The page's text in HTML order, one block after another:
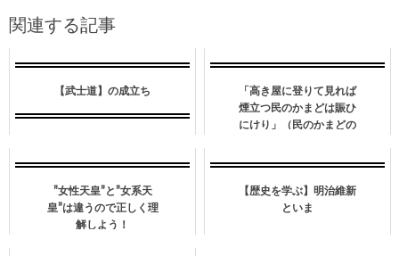
関連する記事
【武士道】の成立ち
「高き屋に登りて見れば
煙立つ民のかまどは賑ひ
にけり」（民のかまどの
”女性天皇”と”女系天
皇”は違うので正しく理
解しよう！
【歴史を学ぶ】明治維新
といま